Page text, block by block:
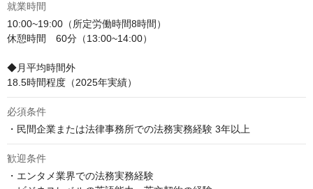
就業時間
10:00~19:00（所定労働時間8時間）
休憩時間　60分（13:00~14:00）
◆月平均時間外
18.5時間程度（2025年実績）
必須条件
・民間企業または法律事務所での法務実務経験 3年以上
歓迎条件
・エンタメ業界での法務実務経験